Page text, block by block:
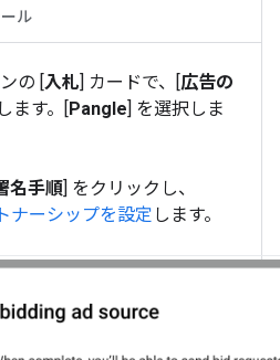
ル
の [ 入札 ] カードで、[ 広告の
ます。[ Pangle ] を選択しま
名手順 ] をクリックし、
ナーシップを設定 します。